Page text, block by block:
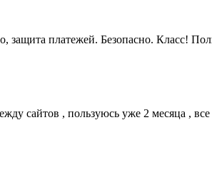
платежей. Безопасно. Класс!
сайтов , пользуюсь уже 2 месяца ,